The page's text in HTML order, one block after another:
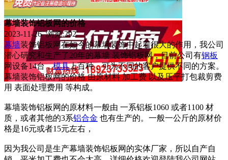
幕墙装饰铝板网的价格
2023-11-26 浏览:292
幕墙装饰铝板网在如今的幕墙装饰中起着很大的作用，我公司
潜心研究和生产了20年的幕墙 装饰铝板网，目前公司有钢板
网设备14台，模具上百种，可为不同的客户提供不同的方案。
幕墙装饰铝板网的价格 由原材料 加工费 以及压平打包裁剪费
用 表面处理费用 等构成。
幕墙装饰铝板网的原材料一般由 一系铝板1060 或者1100 材
质，或者其他的3系铝合金 也有生产的。一般一公斤的原材价
格是16元或者15元左右，
因为我公司是生产幕墙装饰铝板网的实体厂家，所以自产自